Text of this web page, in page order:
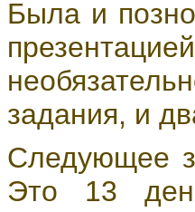
Была и
задания, и
Следующее
Это 13